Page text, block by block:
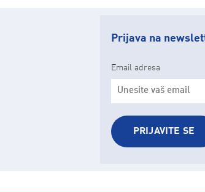
Prijava na
Email adresa
PRIJAVITE SE